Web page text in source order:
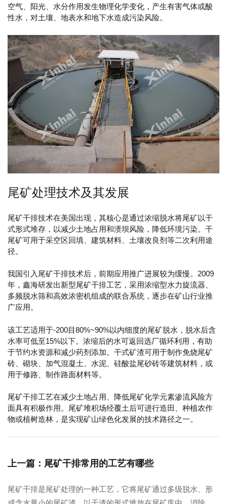
空气、阳光、水分作用发生物理化学变化，产生有害气体或酸
性水，对土壤、地表水和地下水造成污染风险。
尾矿处理技术及其发展
尾矿干排技术在美国出现，其核心是通过浓缩脱水将尾矿以干
式形式堆存，以减少土地占用和溃坝风险，降低环境污染。干
尾矿可用于采空区回填、建筑材料、土壤改良剂等二次利用途
径。
我国引入尾矿干排技术后，前期应用推广进展较为缓慢。2009
年，鑫海研发出新型尾矿干排工艺，采用浓缩型水力旋流器、
多频脱水筛和高效浓密机组成的联合系统，逐步在矿山行业推
广应用。
该工艺适用于-200目80%~90%以内细度的尾矿脱水，脱水后含
水率可低至15%以下。浓缩后的水可返回选厂循环利用，有助
于节约水资源和减少药剂添加。干式矿渣可用于制作免烧尾矿
砖、砌块、加气混凝土、水泥、硅酸盐尾砂砖等建筑材料，或
用于修路、制作路面材料等。
尾矿干排工艺在减少土地占用、降低尾矿化学元素渗流风险方
面具有积极作用。尾矿堆积场经覆土后可进行造田、种植农作
物或植树造林，是实现矿山绿色化发展的技术路径之一。
上一篇：尾矿干排常用的工艺有哪些
尾矿干排是尾矿处理的一种工艺，它将尾矿通过多级脱水、形